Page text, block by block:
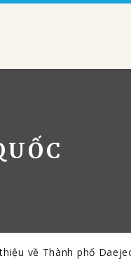
về Thành phố